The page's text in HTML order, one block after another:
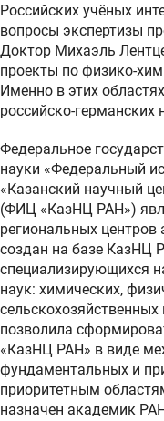
Российских учёных
вопросы экспертизы
Доктор Михаэль
проекты по физико-
Именно в этих
российско-германских
Федеральное
науки «Федеральный
«Казанский научный
(ФИЦ «КазНЦ РАН»)
региональных
создан на базе КазНЦ
специализирующихся
наук: химических,
позволила
«КазНЦ РАН» в виде
фундаментальных и
приоритетным
назначен академик